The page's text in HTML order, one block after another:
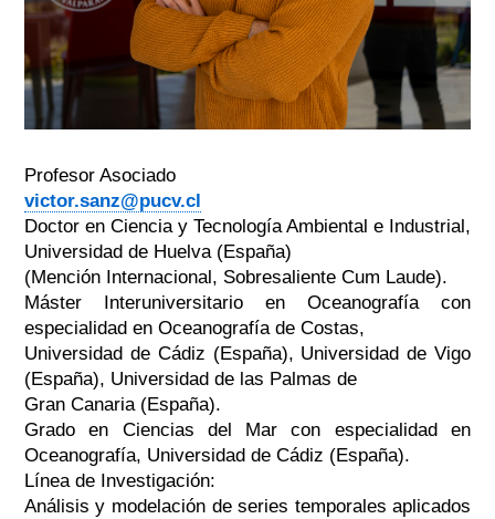
Profesor Asociado
victor.sanz@pucv.cl
Doctor en Ciencia y Tecnología Ambiental e Industrial,
Universidad de Huelva (España)
(Mención Internacional, Sobresaliente Cum Laude).
Máster Interuniversitario en Oceanografía con
especialidad en Oceanografía de Costas,
Universidad de Cádiz (España), Universidad de Vigo
(España), Universidad de las Palmas de
Gran Canaria (España).
Grado en Ciencias del Mar con especialidad en
Oceanografía, Universidad de Cádiz (España).
Línea de Investigación:
Análisis y modelación de series temporales aplicados